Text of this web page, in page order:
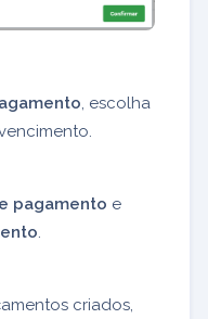
, escolha
pagamento e
.
criados,